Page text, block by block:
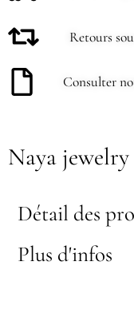
Retours
Consulter
Naya jewelry
Détail des
Plus d'infos